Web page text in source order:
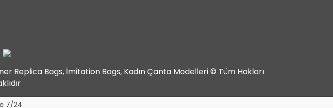
Replica Bags, İmitation Bags, Kadın Çanta Modelleri © Tüm Hakları
7/24